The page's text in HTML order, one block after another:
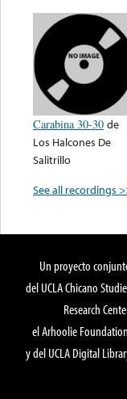
Carabina 30-30 de
Los Halcones De
Salitrillo
See all recordings
Un proyecto
del UCLA Chicano
Research
el Arhoolie
y del UCLA Digital